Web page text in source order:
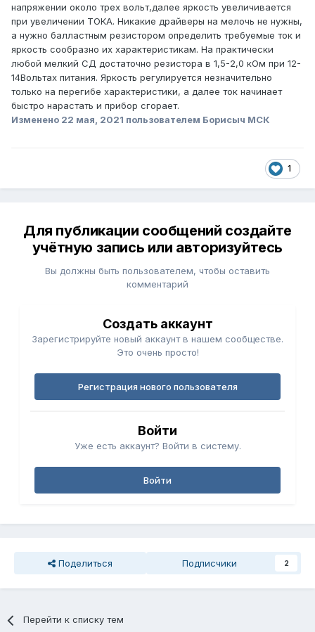
напряжении около трех вольт,далее яркость увеличивается
при увеличении ТОКА. Никакие драйверы на мелочь не нужны,
а нужно балластным резистором определить требуемые ток и
яркость сообразно их характеристикам. На практически
любой мелкий СД достаточно резистора в 1,5-2,0 кОм при 12-
14Вольтах питания. Яркость регулируется незначительно
только на перегибе характеристики, а далее ток начинает
быстро нарастать и прибор сгорает.
Изменено 22 мая, 2021 пользователем Борисыч МСК
1
Для публикации сообщений создайте
учётную запись или авторизуйтесь
Вы должны быть пользователем, чтобы оставить
комментарий
Создать аккаунт
Зарегистрируйте новый аккаунт в нашем сообществе.
Это очень просто!
Регистрация нового пользователя
Войти
Уже есть аккаунт? Войти в систему.
Войти
Поделиться Подписчики 2
Перейти к списку тем